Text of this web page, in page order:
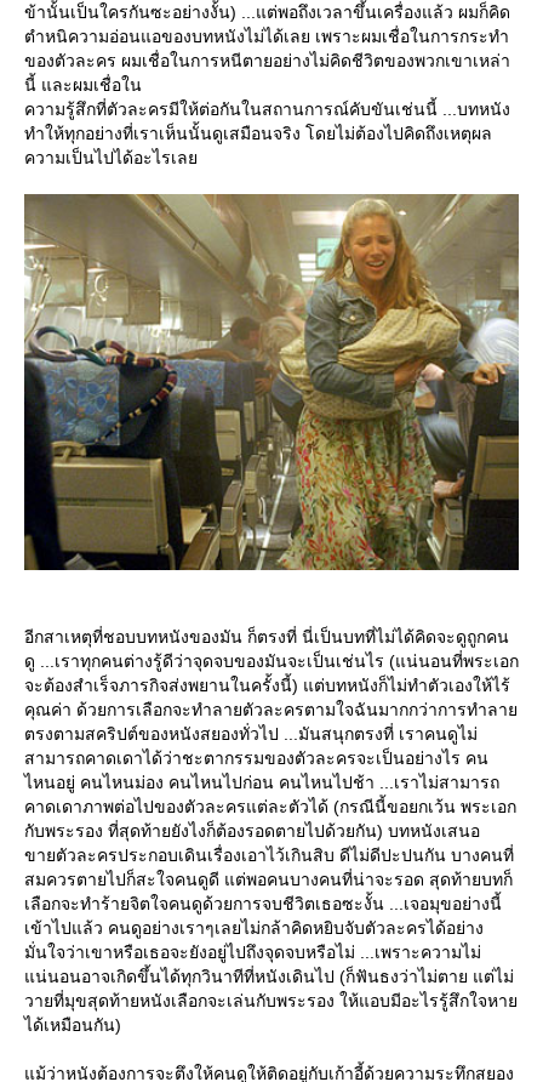
ข้านั้นเป็นใครกันซะอย่างงั้น) ...แต่พอถึงเวลาขึ้นเครื่องแล้ว ผมก็คิด
ตำหนิความอ่อนแอของบทหนังไม่ได้เลย เพราะผมเชื่อในการกระทำ
ของตัวละคร ผมเชื่อในการหนีตายอย่างไม่คิดชีวิตของพวกเขาเหล่า
นี้ และผมเชื่อใน
ความรู้สึกที่ตัวละครมีให้ต่อกันในสถานการณ์คับขันเช่นนี้ ...บทหนัง
ทำให้ทุกอย่างที่เราเห็นนั้นดูเสมือนจริง โดยไม่ต้องไปคิดถึงเหตุผล
ความเป็นไปได้อะไรเล
อีกสาเหตุที่ชอบบทหนังของมัน ก็ตรงที่ นี่เป็นบทที่ไม่ได้คิดจะดูถูกคน
ดู ...เราทุกคนต่างรู้ดีว่าจุดจบของมันจะเป็นเช่นไร (แน่นอนที่พระเอก
จะต้องสำเร็จภารกิจส่งพยานในครั้งนี้) แต่บทหนังก็ไม่ทำตัวเองให้ไร้
คุณค่า ด้วยการเลือกจะทำลายตัวละครตามใจฉันมากกว่าการทำลา
ตรงตามสคริปต์ของหนังสยองทั่วไป ...มันสนุกตรงที่ เราคนดูไม่
สามารถคาดเดาได้ว่าชะตากรรมของตัวละครจะเป็นอย่างไร คน
ไหนอยู่ คนไหนม่อง คนไหนไปก่อน คนไหนไปช้า ...เราไม่สามารถ
คาดเดาภาพต่อไปของตัวละครแต่ละตัวได้ (กรณีนี้ขอยกเว้น พระเอก
กับพระรอง ที่สุดท้ายยังไงก็ต้องรอดตายไปด้วยกัน) บทหนังเสนอ
ขายตัวละครประกอบเดินเรื่องเอาไว้เกินสิบ ดีไม่ดีปะปนกัน บางคนที่
สมควรตายไปก็สะใจคนดูดี แต่พอคนบางคนที่น่าจะรอด สุดท้ายบทก็
เลือกจะทำร้ายจิตใจคนดูด้วยการจบชีวิตเธอซะงั้น ...เจอมุขอย่างนี้
เข้าไปแล้ว คนดูอย่างเราๆเลยไม่กล้าคิดหยิบจับตัวละครได้อย่าง
มั่นใจว่าเขาหรือเธอจะยังอยู่ไปถึงจุดจบหรือไม่ ...เพราะความไม่
น่นอนอาจเกิดขึ้นได้ทุกวินาทีที่หนังเดินไป (ก็ฟันธงว่าไม่ตาย แต่ไม่
วายที่มุขสุดท้ายหนังเลือกจะเล่นกับพระรอง ให้แอบมีอะไรรู้สึกใจหา
ได้เหมือนกัน)
ม้ว่าหนังต้องการจะตึงให้คนดูให้ติดอยู่กับเก้าอี้ด้วยความระทึกสยอง